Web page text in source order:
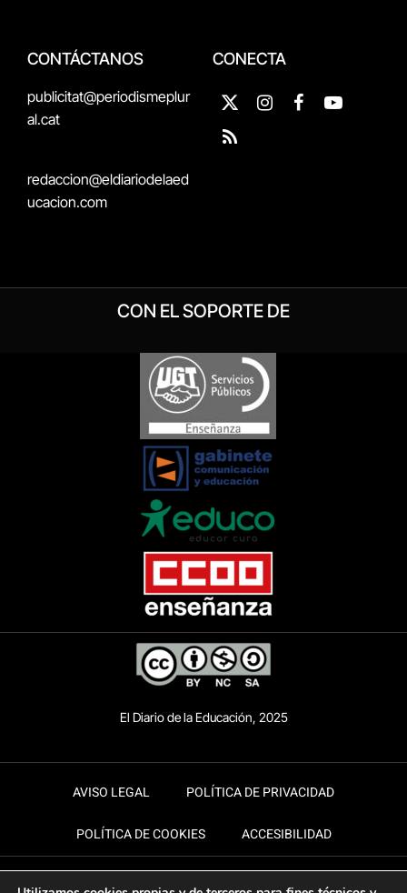
CONTÁCTANOS
publicitat@periodismeplur
al.cat
redaccion@eldiariodelaed
ucacion.com
CONECTA
X
(Twitter)
InstagramFacebookYouTube
RSS
CON EL SOPORTE DE
El Diario de la Educación, 2025
AVISO LEGAL POLÍTICA DE PRIVACIDAD
POLÍTICA DE COOKIES ACCESIBILIDAD